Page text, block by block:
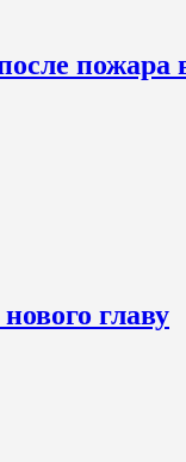
главу